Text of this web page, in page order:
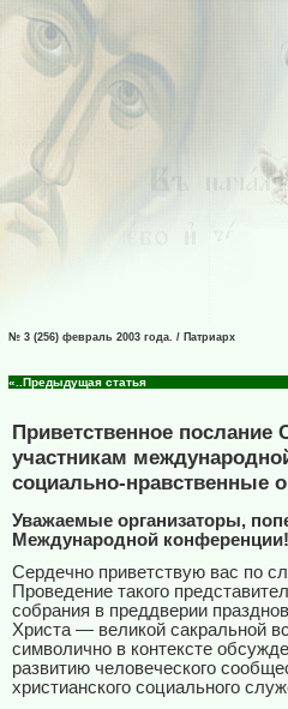
№ 3 (256) февраль 2003 года. / Патриарх
«..Предыдущая статья
Приветственное послание
участникам
социально-нравственные
Уважаемые организаторы,
Международной конференции!
Сердечно приветствую вас по
Проведение такого
собрания в преддверии
Христа — великой сакральной
символично в контексте
развитию человеческого
христианского социального